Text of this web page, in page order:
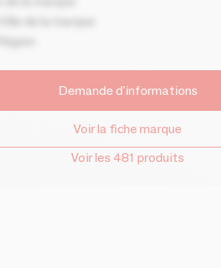
Demande d'informations
Voir la fiche marque
Voir les 481 produits